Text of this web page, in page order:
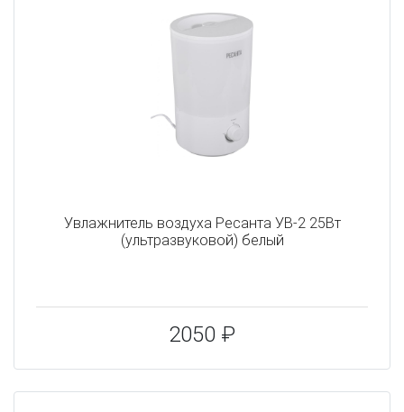
Увлажнитель воздуха Ресанта УВ-2 25Вт
(ультразвуковой) белый
2050 ₽